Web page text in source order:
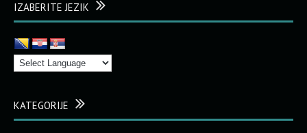
IZABERITE JEZIK
KATEGORIJE